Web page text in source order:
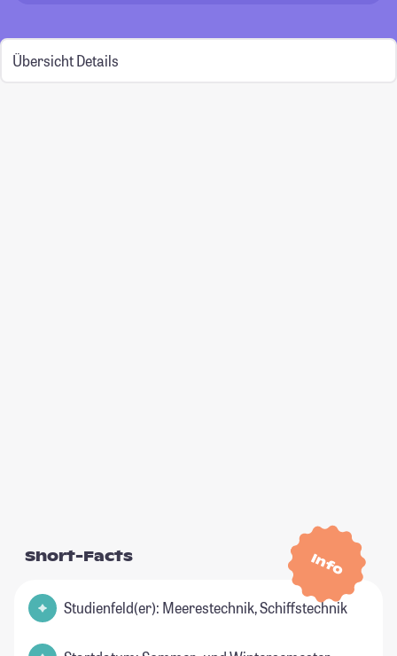
Übersicht Details
Info
Short-Facts
Studienfeld(er): Meerestechnik, Schiffstechnik